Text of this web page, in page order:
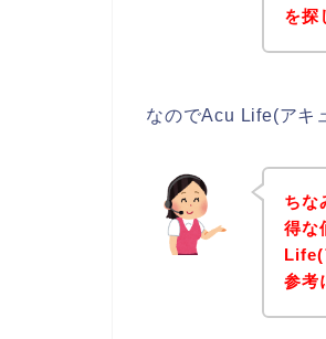
を探
なのでAcu Life(アキ
ちな
得な
Life(
参考